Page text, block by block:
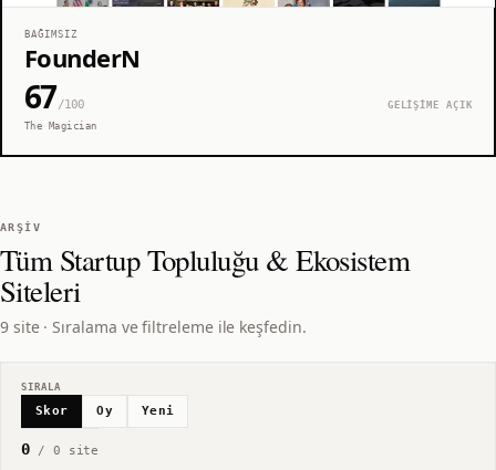
BAĞIMSIZ
FounderN
67/100
GELİŞİME AÇIK
The Magician
ARŞIV
TümStartup Topluluğu & Ekosistem
Siteleri
9 site · Sıralama ve filtreleme ile keşfedin.
SIRALA
Skor Oy Yeni
0/ 0 site